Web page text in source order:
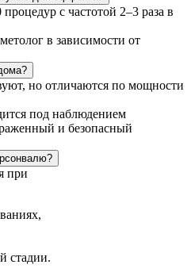
с частотой 2–3 раза в
в зависимости от
но отличаются по мощности
под наблюдением
и безопасный
при
стадии.